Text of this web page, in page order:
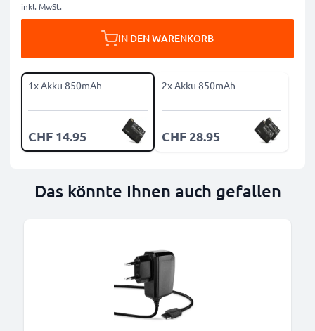
inkl. MwSt.
IN DEN WARENKORB
1x Akku 850mAh
CHF 14.95
2x Akku 850mAh
CHF 28.95
Das könnte Ihnen auch gefallen